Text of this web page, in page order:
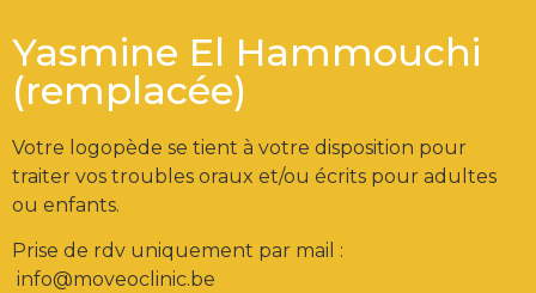
Yasmine El Hammouchi
(remplacée)
Votre logopède se tient à votre disposition pour
traiter vos troubles oraux et/ou écrits pour adultes
ou enfants.
Prise de rdv uniquement par mail :
info@moveoclinic.be